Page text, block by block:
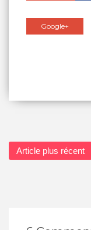
Google+
Article plus récent